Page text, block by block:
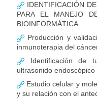
IDENTIFICACIÓN
PARA EL MANEJO
BIOINFORMÁTICA.
Producción y
inmunoterapia del
Identificación de
ultrasonido endoscópico
Estudio celular y
y su relación con el